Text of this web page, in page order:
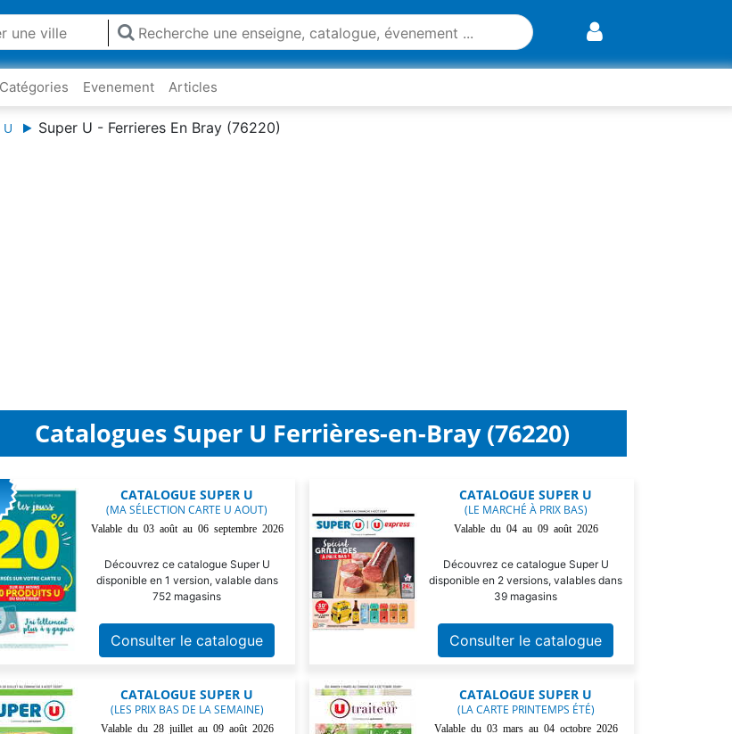
Catégories Evenement Articles
Super U - Ferrieres En Bray (76220)
Catalogues Super U Ferrières-en-Bray (76220)
CATALOGUE SUPER U
(MA SÉLECTION CARTE U AOUT)
Valable du 03 août au 06 septembre 2026
Découvrez ce catalogue Super U
disponible en 1 version, valable dans
752 magasins
Consulter le catalogue
CATALOGUE SUPER U
(LE MARCHÉ À PRIX BAS)
Valable du 04 au 09 août 2026
Découvrez ce catalogue Super U
disponible en 2 versions, valables dans
39 magasins
Consulter le catalogue
CATALOGUE SUPER U
(LES PRIX BAS DE LA SEMAINE)
Valable du 28 juillet au 09 août 2026
CATALOGUE SUPER U
(LA CARTE PRINTEMPS ÉTÉ)
Valable du 03 mars au 04 octobre 2026